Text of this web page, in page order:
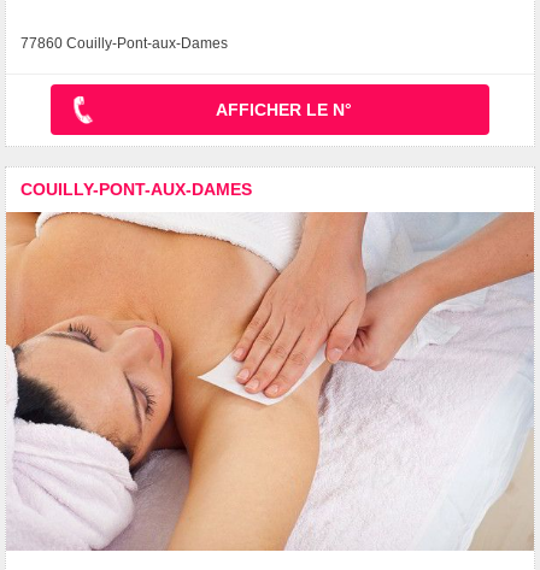
77860 Couilly-Pont-aux-Dames
AFFICHER LE N°
COUILLY-PONT-AUX-DAMES